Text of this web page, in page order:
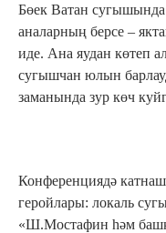
Бөек Ватан
аналарның берсе –
иде. Ана яудан көтеп
сугышчан юлын
Конференциядә
геройлары: локаль
«Ш.Мостафин һәм